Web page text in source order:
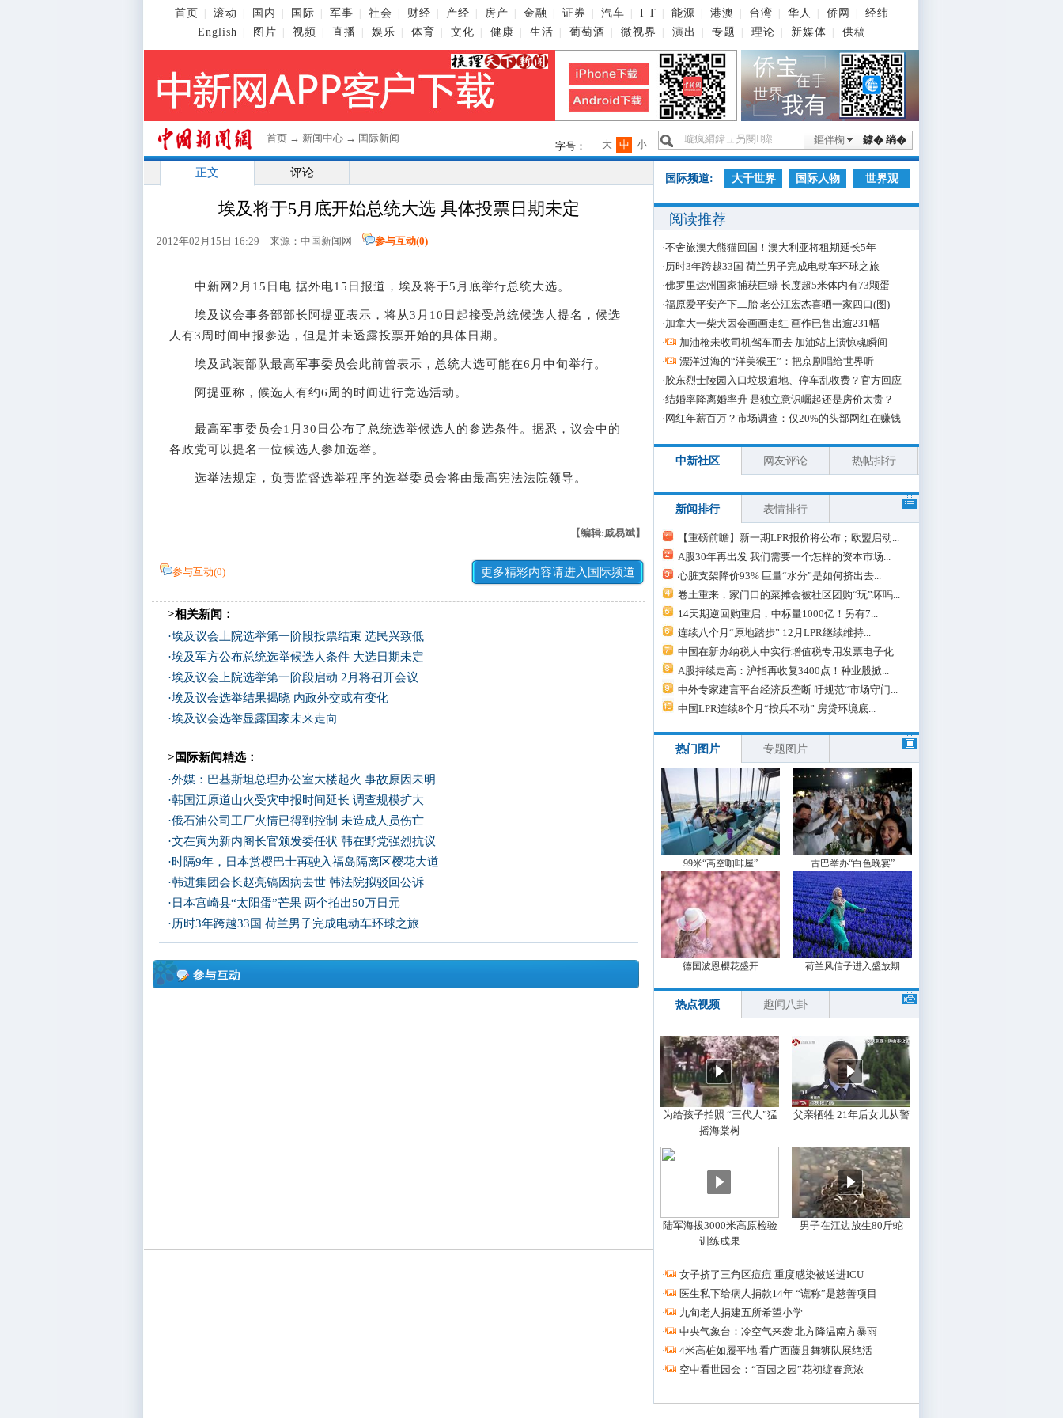
首页 滚动 国内 国际 军事 社会 财经 产经 房产 金融 证券 汽车 I T 能源 港澳 台湾 华人 侨网
经纬
English
图片 视频 直播 娱乐 体育 文化 健康 生活 葡萄酒 微视界 演出 专题 理论 新媒体 供稿
首页 → 新闻中心 → 国际新闻 鎼� 绱�
鏂伴椈
字号： 小
中
大
正文 评论
埃及将于5月底开始总统大选 具体投票日期未定
2012年02月15日 16:29 来源：中国新闻网 参与互动(0)
中新网2月15日电 据外电15日报道，埃及将于5月底举行总统大选。
埃及议会事务部部长阿提亚表示，将从3月10日起接受总统候选人提名，候选
人有3周时间申报参选，但是并未透露投票开始的具体日期。
埃及武装部队最高军事委员会此前曾表示，总统大选可能在6月中旬举行。
阿提亚称，候选人有约6周的时间进行竞选活动。
最高军事委员会1月30日公布了总统选举候选人的参选条件。据悉，议会中的
各政党可以提名一位候选人参加选举。
选举法规定，负责监督选举程序的选举委员会将由最高宪法法院领导。
【编辑:戚易斌】
参与互动(0) 更多精彩内容请进入国际频道
>相关新闻：
·埃及议会上院选举第一阶段投票结束 选民兴致低
·埃及军方公布总统选举候选人条件 大选日期未定
·埃及议会上院选举第一阶段启动 2月将召开会议
·埃及议会选举结果揭晓 内政外交或有变化
·埃及议会选举显露国家未来走向
>国际新闻精选：
·外媒：巴基斯坦总理办公室大楼起火 事故原因未明
·韩国江原道山火受灾申报时间延长 调查规模扩大
·俄石油公司工厂火情已得到控制 未造成人员伤亡
·文在寅为新内阁长官颁发委任状 韩在野党强烈抗议
·时隔9年，日本赏樱巴士再驶入福岛隔离区樱花大道
·韩进集团会长赵亮镐因病去世 韩法院拟驳回公诉
· 日本宫崎县“太阳蛋”芒果 两个拍出50万日元
·历时3年跨越33国 荷兰男子完成电动车环球之旅
国际频道: 大千世界 国际人物 世界观
阅读推荐
·不舍旅澳大熊猫回国！澳大利亚将租期延长5年
·历时3年跨越33国 荷兰男子完成电动车环球之旅
·佛罗里达州国家捕获巨蟒 长度超5米体内有73颗蛋
·福原爱平安产下二胎 老公江宏杰喜晒一家四口(图)
·加拿大一柴犬因会画画走红 画作已售出逾231幅
·
加油枪未收司机驾车而去 加油站上演惊魂瞬间
·
漂洋过海的“洋美猴王”：把京剧唱给世界听
·胶东烈士陵园入口垃圾遍地、停车乱收费？官方回应
·结婚率降离婚率升 是独立意识崛起还是房价太贵？
· 网红年薪百万？市场调查：仅20%的头部网红在赚钱
中新社区 网友评论 热帖排行
新闻排行 表情排行
【重磅前瞻】新一期LPR报价将公布；欧盟启动...
A股30年再出发 我们需要一个怎样的资本市场...
心脏支架降价93% 巨量“水分”是如何挤出去...
卷土重来，家门口的菜摊会被社区团购“玩”坏吗...
14天期逆回购重启，中标量1000亿！另有7...
连续八个月“原地踏步” 12月LPR继续维持...
中国在新办纳税人中实行增值税专用发票电子化
A股持续走高：沪指再收复3400点！种业股掀...
中外专家建言平台经济反垄断 吁规范“市场守门...
中国LPR连续8个月“按兵不动” 房贷环境底...
热门图片 专题图片
99米“高空咖啡屋” 古巴举办“白色晚宴”
德国波恩樱花盛开 荷兰风信子进入盛放期
热点视频 趣闻八卦
为给孩子拍照 “三代人”猛
摇海棠树
父亲牺牲 21年后女儿从警
陆军海拔3000米高原检验
训练成果
男子在江边放生80斤蛇
·
女子挤了三角区痘痘 重度感染被送进ICU
·
医生私下给病人捐款14年 “谎称”是慈善项目
·
九旬老人捐建五所希望小学
·
中央气象台：冷空气来袭 北方降温南方暴雨
·
4米高桩如履平地 看广西藤县舞狮队展绝活
·
空中看世园会：“百园之园”花初绽春意浓